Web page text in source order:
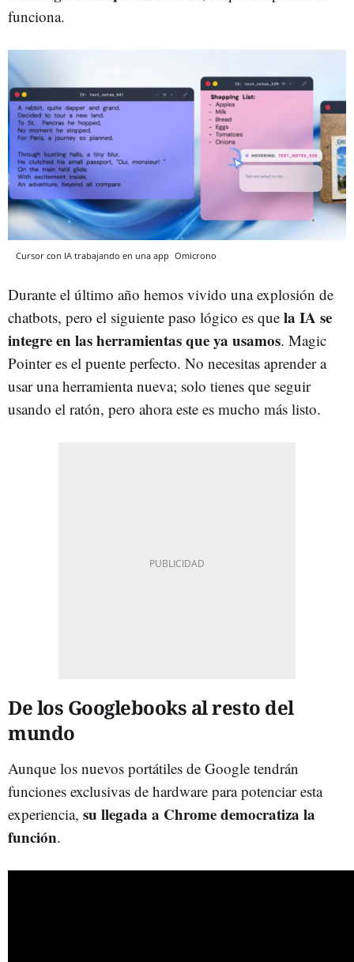
funciona.
Cursor con IA trabajando en una app Omicrono
Durante el último año hemos vivido una explosión de
chatbots, pero el siguiente paso lógico es que la IA se
integre en las herramientas que ya usamos. Magic
Pointer es el puente perfecto. No necesitas aprender a
usar una herramienta nueva; solo tienes que seguir
usando el ratón, pero ahora este es mucho más listo.
De los Googlebooks al resto del
mundo
Aunque los nuevos portátiles de Google tendrán
funciones exclusivas de hardware para potenciar esta
experiencia, su llegada a Chrome democratiza la
función.